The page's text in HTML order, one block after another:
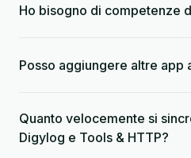
Ho bisogno di competenze
Posso aggiungere altre app
Quanto velocemente si
Digylog e Tools & HTTP?